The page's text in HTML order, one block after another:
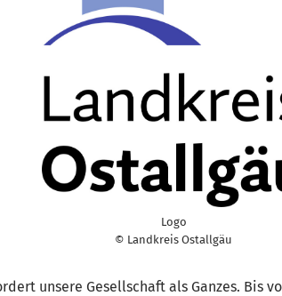
Logo
© Landkreis Ostallgäu
unsere Gesellschaft als Ganzes. Bis